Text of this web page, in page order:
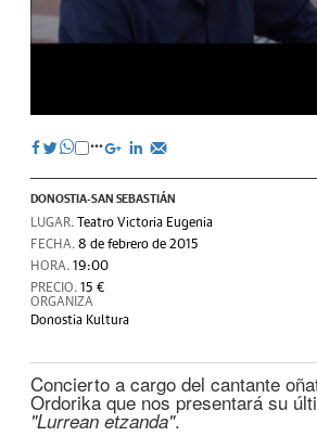
DONOSTIA-SAN SEBASTIÁN
LUGAR.
Teatro Victoria Eugenia
FECHA. 8 de febrero de 2015
HORA. 19:00
PRECIO. 15 €
ORGANIZA
Donostia Kultura
Concierto a cargo del cantante
Ordorika que nos presentará su
"Lurrean etzanda".